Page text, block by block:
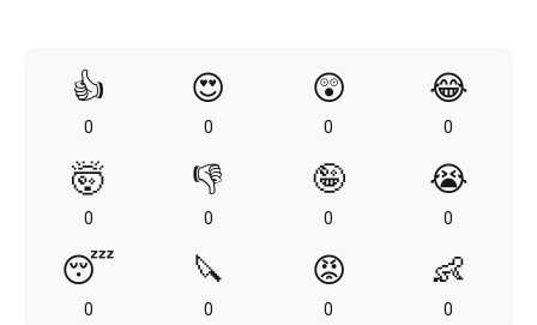
👍
0
😍
0
😲
0
😂
0
🤯
0
👎
0
🤪
0
😭
0
😴
0
🔪
0
😡
0
👶
0